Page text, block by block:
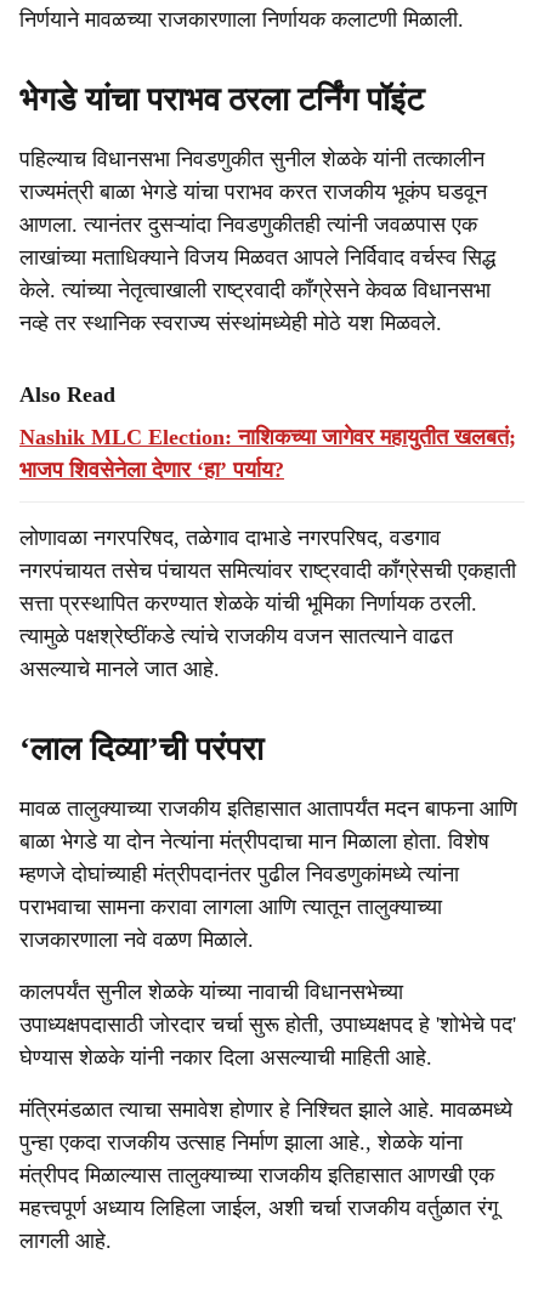
निर्णयाने मावळच्या राजकारणाला निर्णायक कलाटणी मिळाली.
भेगडे यांचा पराभव ठरला टर्निंग पॉइंट
पहिल्याच विधानसभा निवडणुकीत सुनील शेळके यांनी तत्कालीन
राज्यमंत्री बाळा भेगडे यांचा पराभव करत राजकीय भूकंप घडवून
आणला. त्यानंतर दुसऱ्यांदा निवडणुकीतही त्यांनी जवळपास एक
लाखांच्या मताधिक्याने विजय मिळवत आपले निर्विवाद वर्चस्व सिद्ध
केले. त्यांच्या नेतृत्वाखाली राष्ट्रवादी काँग्रेसने केवळ विधानसभा
नव्हे तर स्थानिक स्वराज्य संस्थांमध्येही मोठे यश मिळवले.
Also Read
Nashik MLC Election: नाशिकच्या जागेवर महायुतीत खलबतं;
भाजप शिवसेनेला देणार ‘हा’ पर्याय?
लोणावळा नगरपरिषद, तळेगाव दाभाडे नगरपरिषद, वडगाव
नगरपंचायत तसेच पंचायत समित्यांवर राष्ट्रवादी काँग्रेसची एकहाती
सत्ता प्रस्थापित करण्यात शेळके यांची भूमिका निर्णायक ठरली.
त्यामुळे पक्षश्रेष्ठींकडे त्यांचे राजकीय वजन सातत्याने वाढत
असल्याचे मानले जात आहे.
‘लाल दिव्या’ची परंपरा
मावळ तालुक्याच्या राजकीय इतिहासात आतापर्यंत मदन बाफना आणि
बाळा भेगडे या दोन नेत्यांना मंत्रीपदाचा मान मिळाला होता. विशेष
म्हणजे दोघांच्याही मंत्रीपदानंतर पुढील निवडणुकांमध्ये त्यांना
पराभवाचा सामना करावा लागला आणि त्यातून तालुक्याच्या
राजकारणाला नवे वळण मिळाले.
कालपर्यंत सुनील शेळके यांच्या नावाची विधानसभेच्या
उपाध्यक्षपदासाठी जोरदार चर्चा सुरू होती, उपाध्यक्षपद हे 'शोभेचे पद'
घेण्यास शेळके यांनी नकार दिला असल्याची माहिती आहे.
मंत्रिमंडळात त्याचा समावेश होणार हे निश्चित झाले आहे. मावळमध्ये
पुन्हा एकदा राजकीय उत्साह निर्माण झाला आहे., शेळके यांना
मंत्रीपद मिळाल्यास तालुक्याच्या राजकीय इतिहासात आणखी एक
महत्त्वपूर्ण अध्याय लिहिला जाईल, अशी चर्चा राजकीय वर्तुळात रंगू
लागली आहे.